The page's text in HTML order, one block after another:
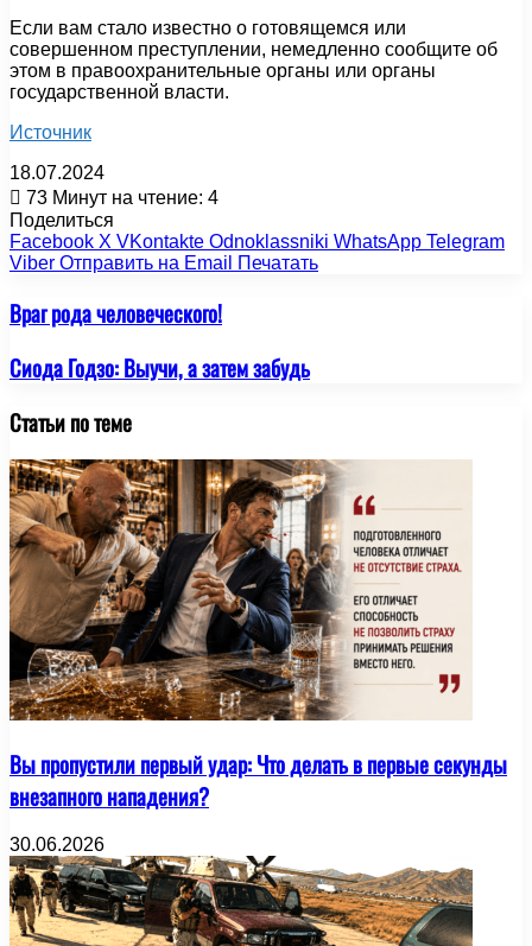
Если вам стало известно о готовящемся или
совершенном преступлении, немедленно сообщите об
этом в правоохранительные органы или органы
государственной власти.
Источник
18.07.2024
73 Минут на чтение: 4
Поделиться
Facebook X VKontakte Odnoklassniki WhatsApp Telegram
Viber Отправить на Email Печатать
Враг рода человеческого!
Сиода Годзо: Выучи, а затем забудь
Статьи по теме
Вы пропустили первый удар: Что делать в первые секунды
внезапного нападения?
30.06.2026